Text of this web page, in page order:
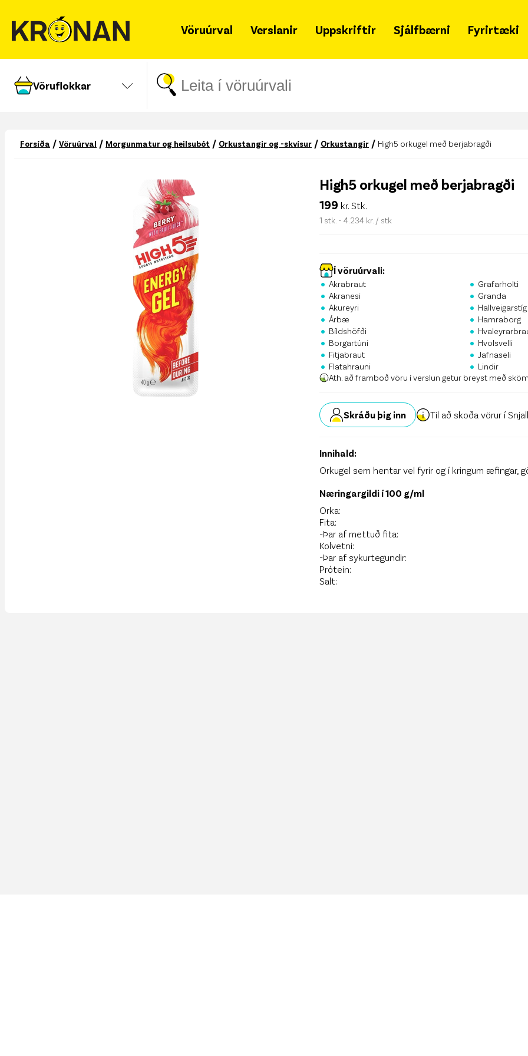
Vöruúrval Verslanir Uppskriftir Sjálfbærni
Matarsóun
Fyrirtæki
Vöruflokkar
Forsíða / Vöruúrval / Morgunmatur og heilsubót / Orkustangir og -skvísur / Orkustangir / High5 orkugel með berjabragði
High5 orkugel með berjabragði
199 kr. Stk.
1 stk. - 4.234 kr. / stk
Í vöruúrvali:
• Akrabraut
• Akranesi
• Akureyri
• Árbæ
• Bíldshöfði
• Borgartúni
• Fitjabraut
• Flatahrauni
• Grafarholti
• Granda
• Hallveigarstíg
• Hamraborg
•
• Hvolsvelli
• Jafnaseli
• Lindir
Ath. að framboð vöru í verslun getur breyst með
Skráðu þig inn Til að skoða vörur í
Innihald:
Orkugel sem hentar vel fyrir og í kringum æfingar,
Næringargildi í 100 g/ml
Orka:
Fita:
-Þar af mettuð fita:
Kolvetni:
-Þar af sykurtegundir:
Prótein:
Salt: